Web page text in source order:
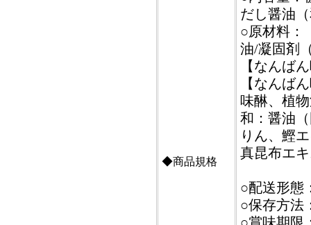
◆商品規格
だし醤油
○原材料：
油/凝固剤
【なんば
【なんば
味醂、植
和：醤油
りん、鰹
真昆布エ
○配送形態
○保存方法